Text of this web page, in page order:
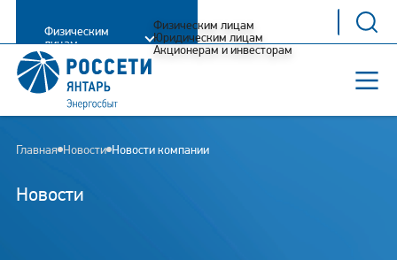
Физическим
лицам
Физическим лицам
Юридическим лицам
Акционерам и инвесторам
Главная Новости Новости компании
Новости